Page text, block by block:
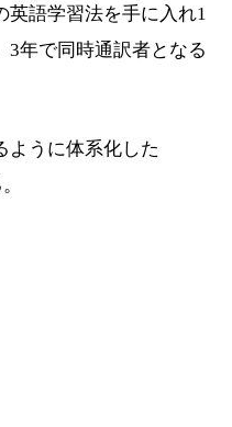
英語学習法を手に入れ1
3年で同時通訳者となる
ように体系化した